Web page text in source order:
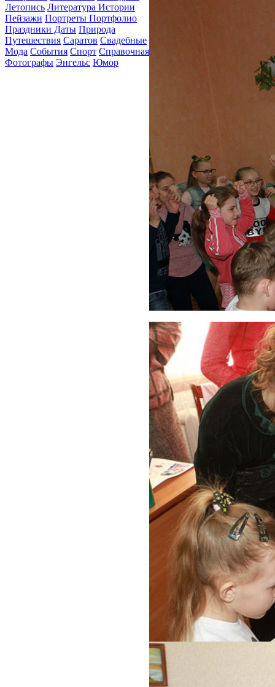
Летопись Литература Истории
Пейзажи Портреты Портфолио
Праздники Даты Природа
Путешествия Саратов Свадебные
Мода События Спорт Справочная
Фотографы Энгельс Юмор